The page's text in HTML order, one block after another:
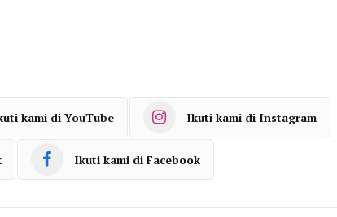
kami di YouTube Ikuti kami di Instagram
Ikuti kami di Facebook